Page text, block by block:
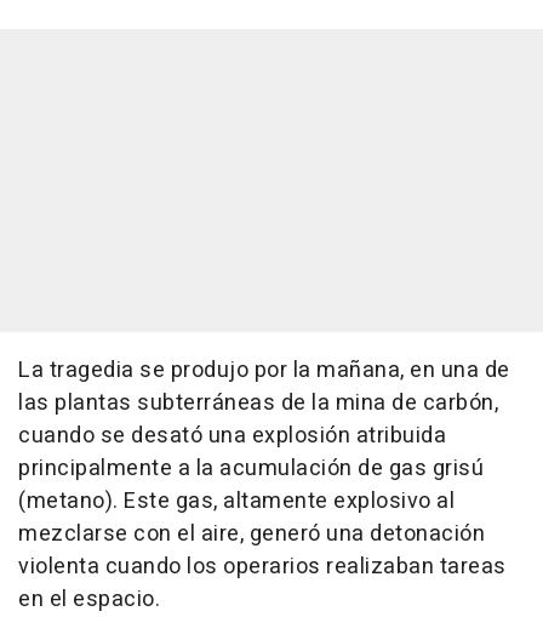
La tragedia se produjo por la mañana, en una de
las plantas subterráneas de la mina de carbón,
cuando se desató una explosión atribuida
principalmente a la acumulación de gas grisú
(metano). Este gas, altamente explosivo al
mezclarse con el aire, generó una detonación
violenta cuando los operarios realizaban tareas
en el espacio.